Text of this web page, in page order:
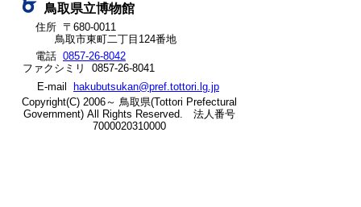
ッ
ト
へ
の
鳥取県立博物館
住所 〒680-0011
鳥取市東町二丁目124番地
電話 0857-26-8042
ファクシミリ 0857-26-8041
E-mail
hakubutsukan@pref.tottori.lg.jp
Copyright(C) 2006～ 鳥取県(Tottori Prefectural
Government) All Rights Reserved. 法人番号
7000020310000